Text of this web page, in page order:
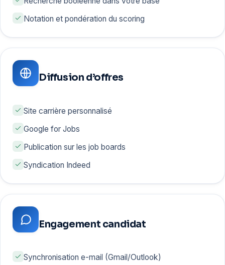
Notation et pondération du scoring
Diffusion d’offres
Site carrière personnalisé
Google for Jobs
Publication sur les job boards
Syndication Indeed
Engagement candidat
Synchronisation e-mail (Gmail/Outlook)